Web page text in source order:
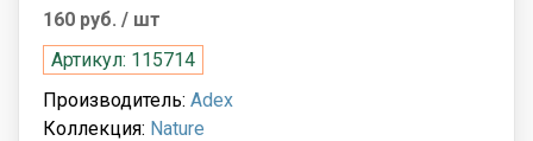
160 руб. / шт
Артикул: 115714
Производитель: Adex
Коллекция: Nature